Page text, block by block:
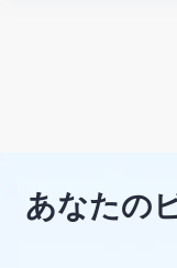
あなたの